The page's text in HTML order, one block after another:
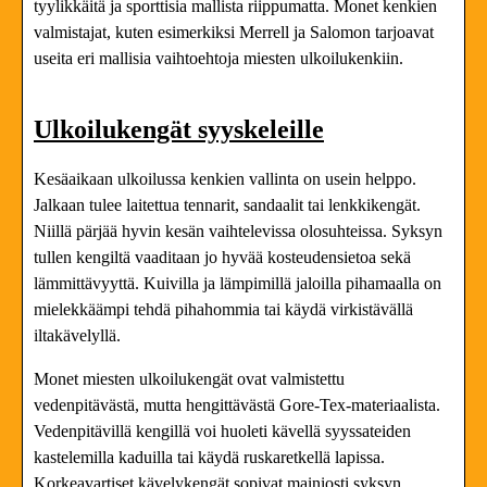
tyylikkäitä ja sporttisia mallista riippumatta. Monet kenkien
valmistajat, kuten esimerkiksi Merrell ja Salomon tarjoavat
useita eri mallisia vaihtoehtoja miesten ulkoilukenkiin.
Ulkoilukengät syyskeleille
Kesäaikaan ulkoilussa kenkien vallinta on usein helppo.
Jalkaan tulee laitettua tennarit, sandaalit tai lenkkikengät.
Niillä pärjää hyvin kesän vaihtelevissa olosuhteissa. Syksyn
tullen kengiltä vaaditaan jo hyvää kosteudensietoa sekä
lämmittävyyttä. Kuivilla ja lämpimillä jaloilla pihamaalla on
mielekkäämpi tehdä pihahommia tai käydä virkistävällä
iltakävelyllä.
Monet miesten ulkoilukengät ovat valmistettu
vedenpitävästä, mutta hengittävästä Gore-Tex-materiaalista.
Vedenpitävillä kengillä voi huoleti kävellä syyssateiden
kastelemilla kaduilla tai käydä ruskaretkellä lapissa.
Korkeavartiset kävelykengät sopivat mainiosti syksyn